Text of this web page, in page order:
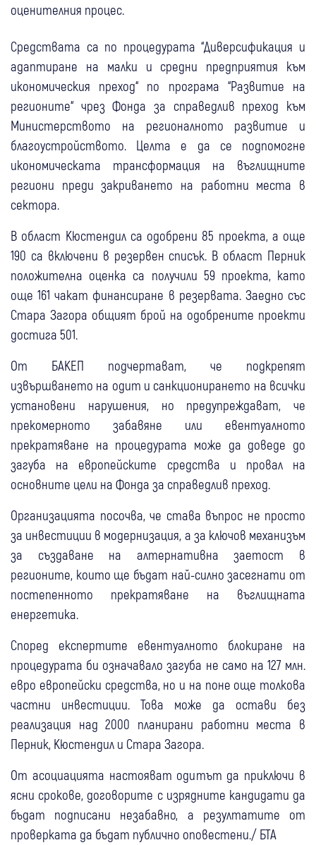
оценителния процес.
Средствата са по процедурата “Диверсификация и
адаптиране на малки и средни предприятия към
икономическия преход“ по програма “Развитие на
регионите“ чрез Фонда за справедлив преход към
Министерството на регионалното развитие и
благоустройството. Целта е да се подпомогне
икономическата трансформация на въглищните
региони преди закриването на работни места в
сектора.
В област Кюстендил са одобрени 85 проекта, а още
190 са включени в резервен списък. В област Перник
положителна оценка са получили 59 проекта, като
още 161 чакат финансиране в резервата. Заедно със
Стара Загора общият брой на одобрените проекти
достига 501.
От БАКЕП подчертават, че подкрепят
извършването на одит и санкционирането на всички
установени нарушения, но предупреждават, че
прекомерното забавяне или евентуалното
прекратяване на процедурата може да доведе до
загуба на европейските средства и провал на
основните цели на Фонда за справедлив преход.
Организацията посочва, че става въпрос не просто
за инвестиции в модернизация, а за ключов механизъм
за създаване на алтернативна заетост в
регионите, които ще бъдат най-силно засегнати от
постепенното прекратяване на въглищната
енергетика.
Според експертите евентуалното блокиране на
процедурата би означавало загуба не само на 127 млн.
евро европейски средства, но и на поне още толкова
частни инвестиции. Това може да остави без
реализация над 2000 планирани работни места в
Перник, Кюстендил и Стара Загора.
От асоциацията настояват одитът да приключи в
ясни срокове, договорите с изрядните кандидати да
бъдат подписани незабавно, а резултатите от
проверката да бъдат публично оповестени./ БТА